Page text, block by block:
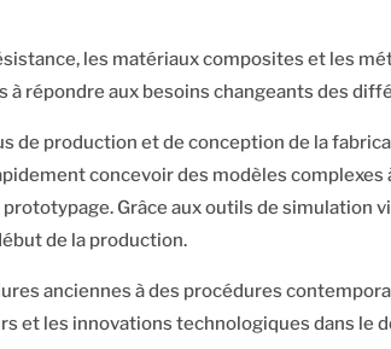
les matériaux composites et les
à répondre aux besoins changeants des
de production et de conception de la
concevoir des modèles
Grâce aux outils de
de la production.
anciennes à des procédures
et les innovations technologiques dans le